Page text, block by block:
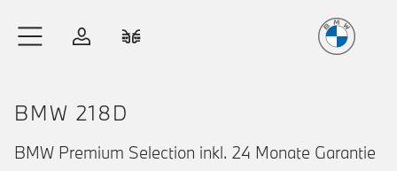
Anmelden
BMW 218D
BMW Premium Selection inkl. 24 Monate Garantie